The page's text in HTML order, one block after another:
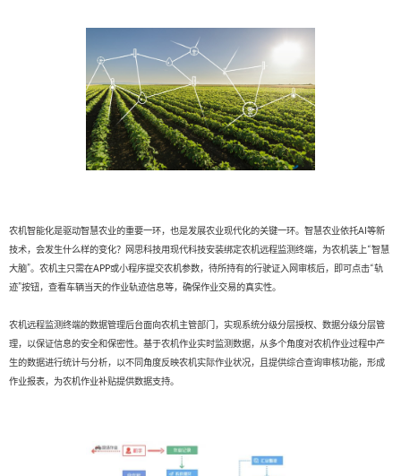
农机智能化是驱动智慧农业的重要一环，也是发展农业现代化的关键一环。智慧农业依托AI等新
技术，会发生什么样的变化？网思科技用现代科技安装绑定农机远程监测终端，为农机装上“智慧
大脑”。农机主只需在APP或小程序提交农机参数，待所持有的行驶证入网审核后，即可点击“轨
迹”按钮，查看车辆当天的作业轨迹信息等，确保作业交易的真实性。
农机远程监测终端的数据管理后台面向农机主管部门，实现系统分级分层授权、数据分级分层管
理，以保证信息的安全和保密性。基于农机作业实时监测数据，从多个角度对农机作业过程中产
生的数据进行统计与分析，以不同角度反映农机实际作业状况，且提供综合查询审核功能，形成
作业报表，为农机作业补贴提供数据支持。